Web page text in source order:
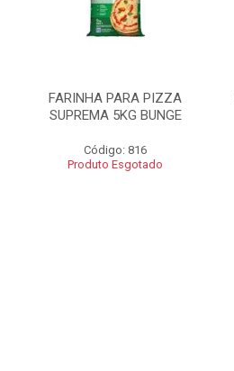
FARINHA PARA PIZZA
SUPREMA 5KG BUNGE
Código: 816
Produto Esgotado